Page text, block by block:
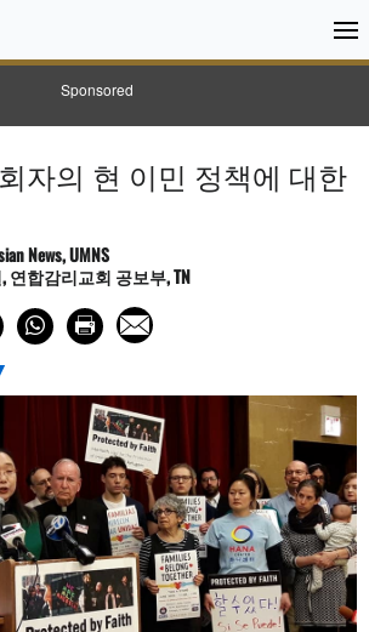
Sponsored
자의 현 이민 정책에 대한
News, UMNS
연합감리교회 공보부, TN